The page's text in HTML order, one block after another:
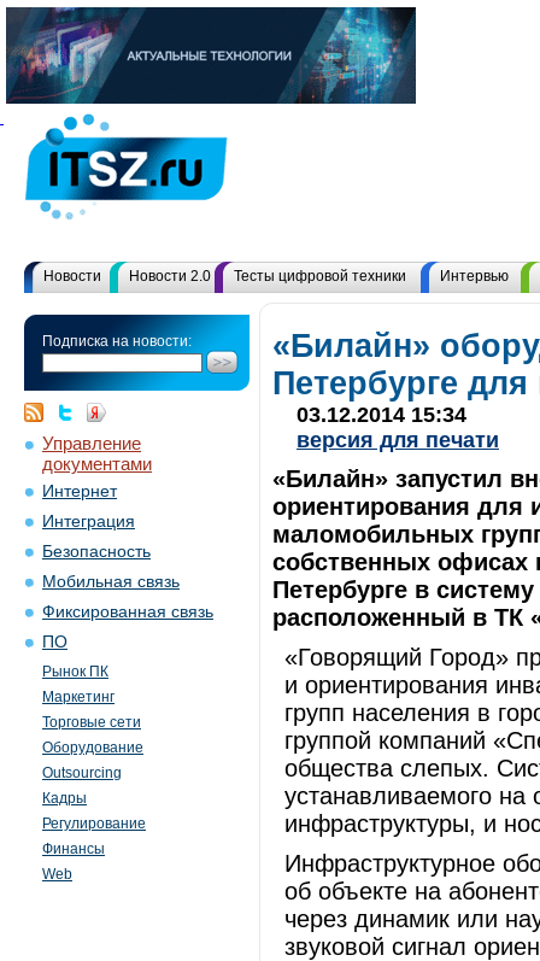
Новости Новости 2.0 Тесты цифровой техники Интервью
Подписка на новости:
Управление
документами
Интернет
Интеграция
Безопасность
Мобильная связь
Фиксированная связь
ПО
Рынок ПК
Маркетинг
Торговые сети
Оборудование
Outsourcing
Кадры
Регулирование
Финансы
Web
«Билайн»
Петербурге
03.12.2014 15:34
версия для печати
«Билайн» запустил
ориентирования для
маломобильных
собственных офисах
Петербурге в
расположенный в ТК
«Говорящий Город»
и ориентирования
групп населения в
группой компаний
общества слепых.
устанавливаемого на
инфраструктуры, и
Инфраструктурное
об объекте на
через динамик или
звуковой сигнал